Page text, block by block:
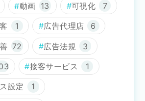
動画 13 可視化 7
1 広告代理店 6
72 広告法規 3
接客サービス 1
設定 1